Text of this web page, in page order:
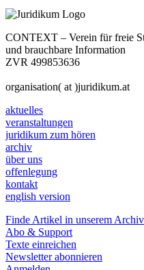
CONTEXT – Verein für freie
und brauchbare Information
ZVR 499853636
organisation( at )juridikum.at
aktuelles
veranstaltungen
juridikum zum hören
archiv
über uns
offenlegung
kontakt
english version
Finde Artikel in unserem
Abo & Support
Texte einreichen
Newsletter abonnieren